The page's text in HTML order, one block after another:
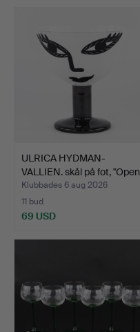
ULRICA HYDMAN-
VALLIEN. skål på fot, "Open
…
Klubbades 6 aug 2026
11 bud
69 USD